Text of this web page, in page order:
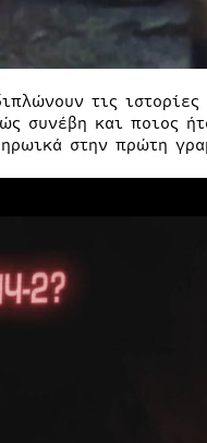
τις
συνέβη και ποιος
στην πρώτη